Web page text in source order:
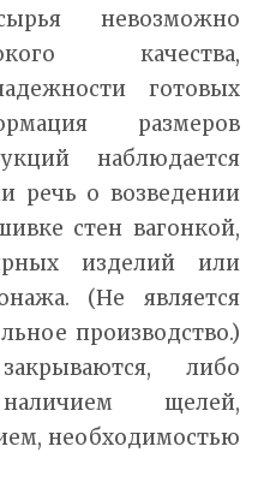
невозможно
качества,
готовых
размеров
наблюдается
речь о возведении
стен вагонкой,
изделий или
(Не является
производство.)
либо
наличием щелей,
необходимостью